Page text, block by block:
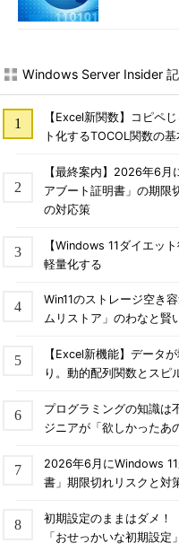
Windows Server Insider
【Excel新関数】コピペ
ト化するTOCOL関数の
【最終案内】2026年6
アブート証明書」の期限
の対応策
【Windows 11ダイエッ
軽量化する
Win11のストレージ空き
ムリストア」のわなと賢
【Excel新機能】データ
り。動的配列関数とスピ
プログラミングの知識
ジニアが「欲しかったあ
2026年6月にWindows
書」期限切れリスクと対
初期設定のままはダメ
「おせっかいな初期設定